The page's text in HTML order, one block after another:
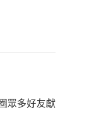
眾多好友獻